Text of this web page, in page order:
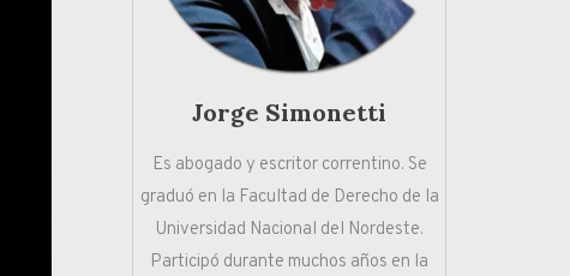
Jorge Simonetti
Es abogado y escritor correntino. Se
graduó en la Facultad de Derecho de la
Universidad Nacional del Nordeste.
Participó durante muchos años en la